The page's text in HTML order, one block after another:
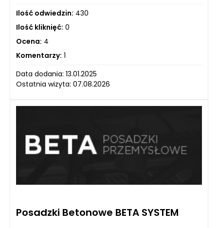
Ilość odwiedzin: 430
Ilość kliknięć: 0
Ocena: 4
Komentarzy: 1
Data dodania: 13.01.2025
Ostatnia wizyta: 07.08.2026
Posadzki Betonowe BETA SYSTEM